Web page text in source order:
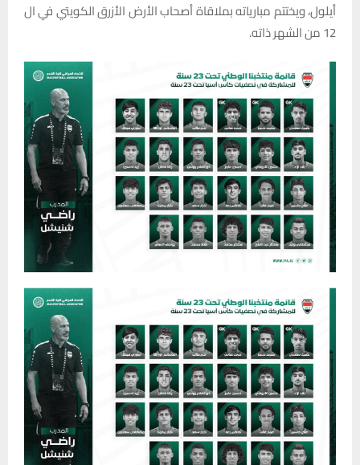
أيلول، ويختتم مبارياته بملاقاة أصحاب الأرض الأزرق الكويتي في ال
12 من الشهر ذاته.